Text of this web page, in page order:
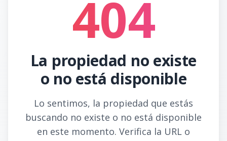
404
La propiedad no existe
o no está disponible
Lo sentimos, la propiedad que estás
buscando no existe o no está disponible
en este momento. Verifica la URL o